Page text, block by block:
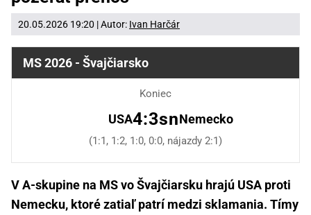
20.05.2026 19:20 | Autor: Ivan Harčár
MS 2026 - Švajčiarsko
Koniec
USA4:3snNemecko
(1:1, 1:2, 1:0, 0:0, nájazdy 2:1)
V A-skupine na MS vo Švajčiarsku hrajú USA proti
Nemecku, ktoré zatiaľ patrí medzi sklamania. Tímy